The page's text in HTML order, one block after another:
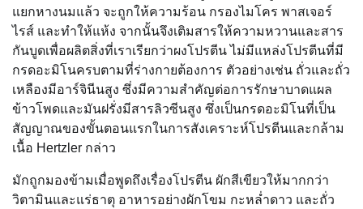
แยกหางนมแล้ว จะถูกให้ความร้อน กรองไมโคร พาสเจอร์
ไรส์ และทำให้แห้ง จากนั้นจึงเติมสารให้ความหวานและสาร
กันบูดเพื่อผลิตสิ่งที่เราเรียกว่าผงโปรตีน ไม่มีแหล่งโปรตีนที่มี
กรดอะมิโนครบตามที่ร่างกายต้องการ ตัวอย่างเช่น ถั่วและถั่ว
เหลืองมีอาร์จินีนสูง ซึ่งมีความสำคัญต่อการรักษาบาดแผล
ข้าวโพดและมันฝรั่งมีสารลิวซีนสูง ซึ่งเป็นกรดอะมิโนที่เป็น
สัญญาณของขั้นตอนแรกในการสังเคราะห์โปรตีนและกล้าม
เนื้อ Hertzler กล่าว
มักถูกมองข้ามเมื่อพูดถึงเรื่องโปรตีน ผักสีเขียวให้มากกว่า
วิตามินและแร่ธาตุ อาหารอย่างผักโขม กะหล่ำดาว และถั่ว